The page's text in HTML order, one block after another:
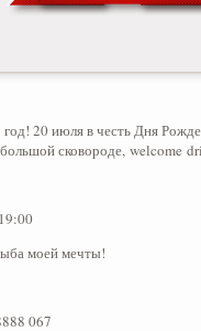
20 июля в честь Дня
сковороде, welcome
моей мечты!
067